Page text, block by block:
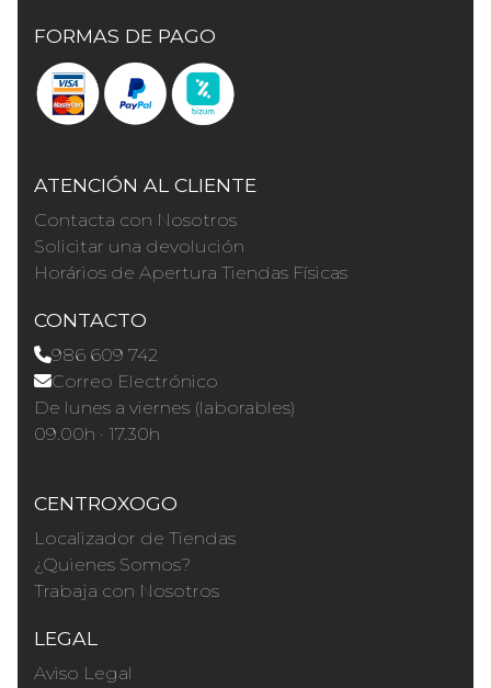
FORMAS DE PAGO
ATENCIÓN AL CLIENTE
Contacta con Nosotros
Solicitar una devolución
Horários de Apertura Tiendas Físicas
CONTACTO
986 609 742
Correo Electrónico
De lunes a viernes (laborables)
09.00h · 17.30h
CENTROXOGO
Localizador de Tiendas
¿Quienes Somos?
Trabaja con Nosotros
LEGAL
Aviso Legal